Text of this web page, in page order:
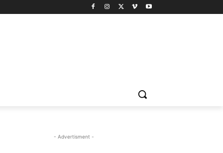
- Advertisment -